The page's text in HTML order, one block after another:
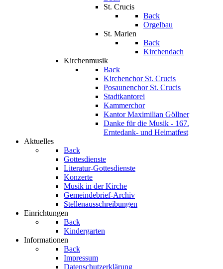
St. Crucis
Back
Orgelbau
St. Marien
Back
Kirchendach
Kirchenmusik
Back
Kirchenchor St. Crucis
Posaunenchor St. Crucis
Stadtkantorei
Kammerchor
Kantor Maximilian Göllner
Danke für die Musik - 167.
Erntedank- und Heimatfest
Aktuelles
Back
Gottesdienste
Literatur-Gottesdienste
Konzerte
Musik in der Kirche
Gemeindebrief-Archiv
Stellenausschreibungen
Einrichtungen
Back
Kindergarten
Informationen
Back
Impressum
Datenschutzerklärung